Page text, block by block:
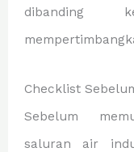
dibanding
Checklist
Sebelum
saluran air